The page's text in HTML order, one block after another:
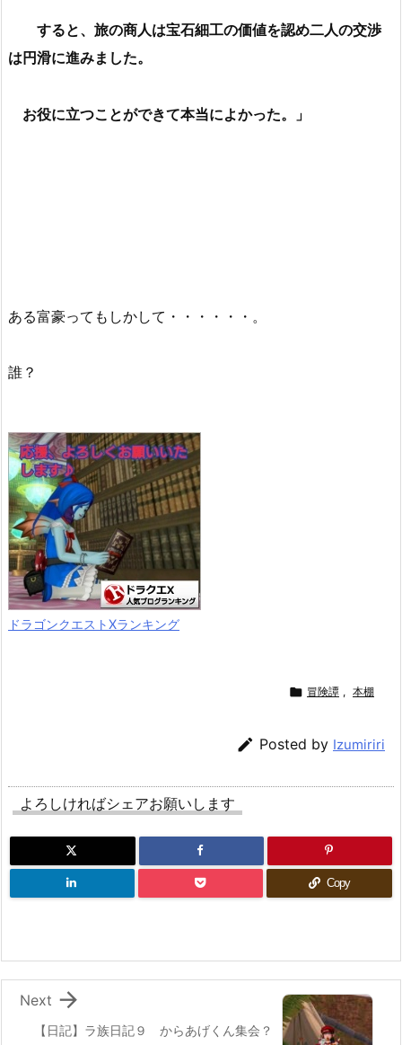
すると、旅の商人は宝石細工の価値を認め二人の交渉
は円滑に進みました。
お役に立つことができて本当によかった。」
ある富豪ってもしかして・・・・・・。
誰？
ドラゴンクエストXランキング
 冒険譚 , 本棚
 Posted by Izumiriri
よろしければシェアお願いします
Copy
【日記】ラ族日記９ からあげくん集会？

Next